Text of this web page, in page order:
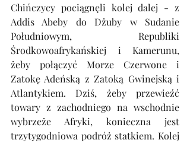
Chińczycy pociągnęli kolej dalej - z
Addis Abeby do Dżuby w Sudanie
Południowym, Republiki
Środkowoafrykańskiej i Kamerunu,
żeby połączyć Morze Czerwone i
Zatokę Adeńską z Zatoką Gwinejską i
Atlantykiem. Dziś, żeby przewieźć
towary z zachodniego na wschodnie
wybrzeże Afryki, konieczna jest
trzytygodniowa podróż statkiem. Kolej